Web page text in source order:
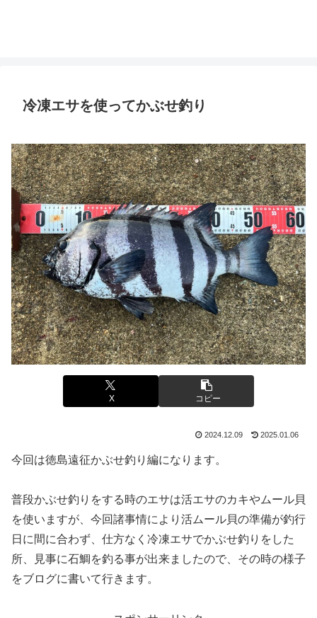
冷凍エサを使ってかぶせ釣り
X コピー
2024.12.09 2025.01.06
今回は徳島遠征かぶせ釣り編になります。
普段かぶせ釣りをする時のエサは活エサのカキやムール貝
を使いますが、今回諸事情により活ムール貝の準備が釣行
日に間に合わず、仕方なく冷凍エサでかぶせ釣りをした
所、見事に石鯛を釣る事が出来ましたので、その時の様子
をブログに書いて行きます。